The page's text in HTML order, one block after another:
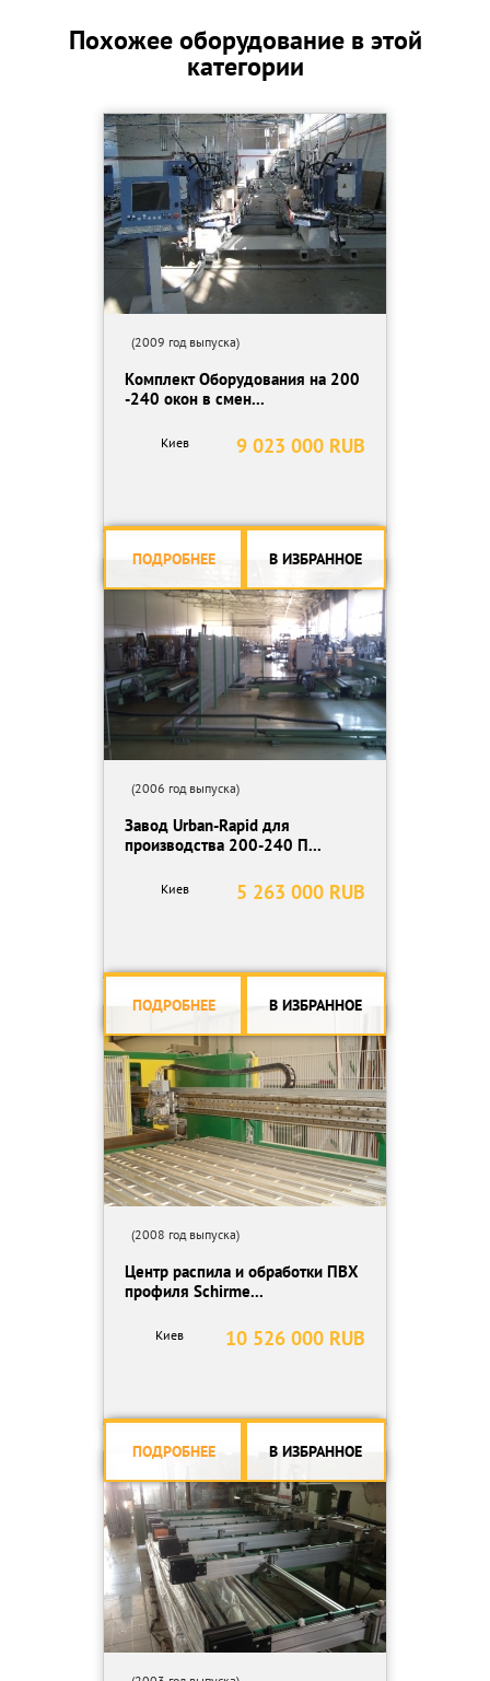
Похожее оборудование в этой
категории
(2009 год выпуска)
Комплект Оборудования на 200
-240 окон в смен...
9 023 000 RUB
Киев
ПОДРОБНЕЕ В ИЗБРАННОЕ
(2006 год выпуска)
Завод Urban-Rapid для
производства 200-240 П...
5 263 000 RUB
Киев
ПОДРОБНЕЕ В ИЗБРАННОЕ
(2008 год выпуска)
Центр распила и обработки ПВХ
профиля Schirme...
10 526 000 RUB
Киев
ПОДРОБНЕЕ В ИЗБРАННОЕ